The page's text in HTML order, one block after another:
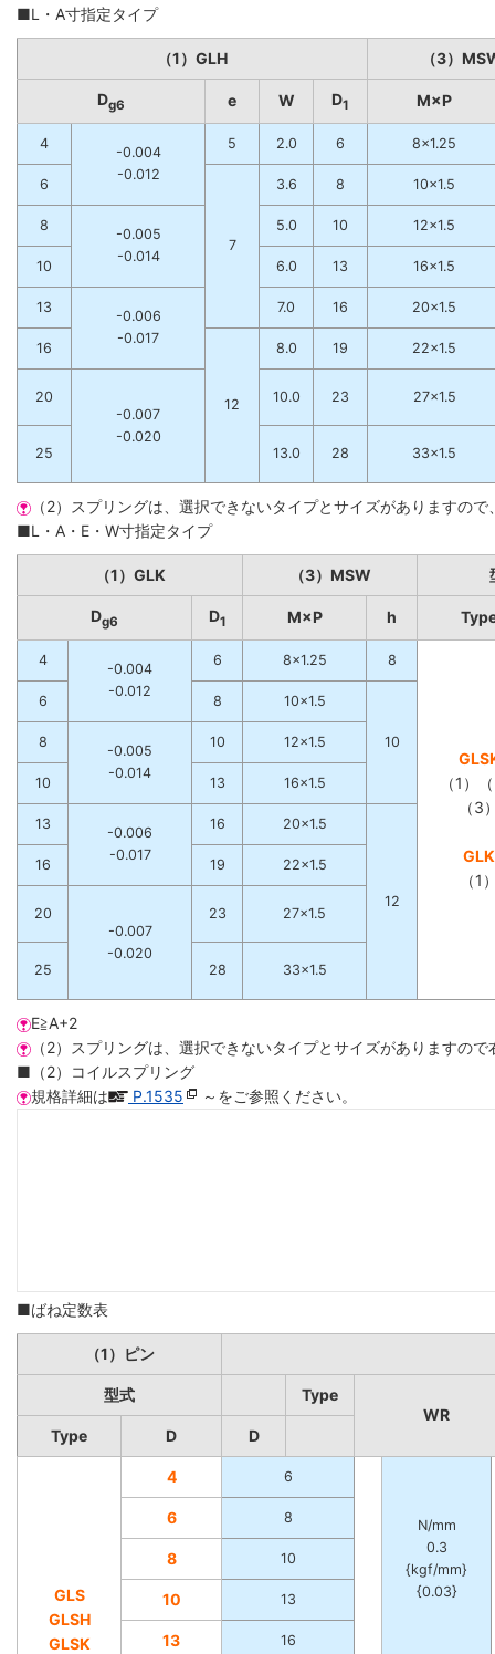
■L・A寸指定タイプ
（1）GLH （3）
Dg6 e W D1 M×P
4
-0.004
-0.012
5 2.0 6 8×1.25
6
7
3.6 8 10×1.5
8
-0.005
-0.014
5.0 10 12×1.5
10 6.0 13 16×1.5
13
-0.006
-0.017
7.0 16 20×1.5
16
12
8.0 19 22×1.5
20
-0.007
-0.020
10.0 23 27×1.5
25 13.0 28 33×1.5
（2）スプリングは、選択できないタイプとサイズがありますの
■L・A・E・W寸指定タイプ
（1）GLK （3）MSW
Dg6 D1 M×P h
4
-0.004
-0.012
6 8×1.25 8
（1）
（3
GLK
（1
6 8 10×1.5
10
8
-0.005
-0.014
10 12×1.5
10 13 16×1.5
13
-0.006
-0.017
16 20×1.5
12
16 19 22×1.5
20
-0.007
-0.020
23 27×1.5
25 28 33×1.5
E≧A+2
（2）スプリングは、選択できないタイプとサイズがありますの
■（2）コイルスプリング
規格詳細は
P.1535 ～をご参照ください。
■ばね定数表
（1）ピン
型式
Type
WR
Type
D D
GLS
GLSH
GLSK
4 6
N/mm
0.3
{kgf/mm}
{0.03}
6 8
8 10
10 13
13 16